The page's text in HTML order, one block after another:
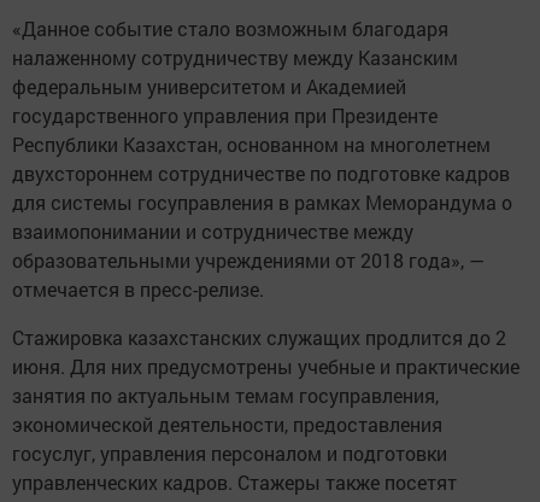
«Данное событие стало возможным благодаря
налаженному сотрудничеству между Казанским
федеральным университетом и Академией
государственного управления при Президенте
Республики Казахстан, основанном на многолетнем
двухстороннем сотрудничестве по подготовке кадров
для системы госуправления в рамках Меморандума о
взаимопонимании и сотрудничестве между
образовательными учреждениями от 2018 года», —
отмечается в пресс-релизе.
Стажировка казахстанских служащих продлится до 2
июня. Для них предусмотрены учебные и практические
занятия по актуальным темам госуправления,
экономической деятельности, предоставления
госуслуг, управления персоналом и подготовки
управленческих кадров. Стажеры также посетят